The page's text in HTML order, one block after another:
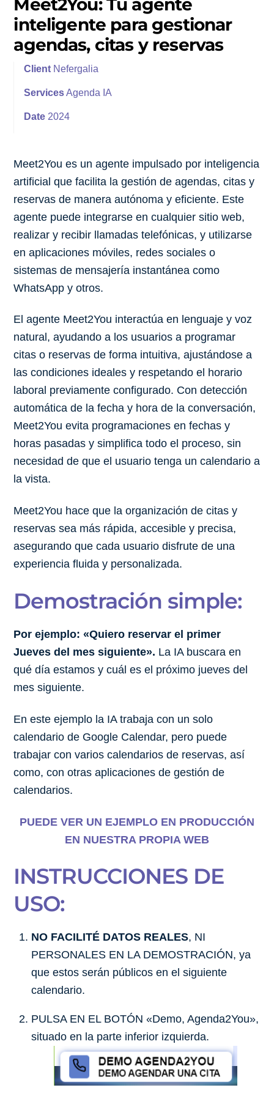
Meet2You: Tu agente
inteligente para gestionar
agendas, citas y reservas
Client Nefergalia
ServicesAgenda IA
Date 2024
Meet2You es un agente impulsado por inteligencia
artificial que facilita la gestión de agendas, citas y
reservas de manera autónoma y eficiente. Este
agente puede integrarse en cualquier sitio web,
realizar y recibir llamadas telefónicas, y utilizarse
en aplicaciones móviles, redes sociales o
sistemas de mensajería instantánea como
WhatsApp y otros.
El agente Meet2You interactúa en lenguaje y voz
natural, ayudando a los usuarios a programar
citas o reservas de forma intuitiva, ajustándose a
las condiciones ideales y respetando el horario
laboral previamente configurado. Con detección
automática de la fecha y hora de la conversación,
Meet2You evita programaciones en fechas y
horas pasadas y simplifica todo el proceso, sin
necesidad de que el usuario tenga un calendario a
la vista.
Meet2You hace que la organización de citas y
reservas sea más rápida, accesible y precisa,
asegurando que cada usuario disfrute de una
experiencia fluida y personalizada.
Demostración simple:
Por ejemplo: «Quiero reservar el primer
Jueves del mes siguiente». La IA buscara en
qué día estamos y cuál es el próximo jueves del
mes siguiente.
En este ejemplo la IA trabaja con un solo
calendario de Google Calendar, pero puede
trabajar con varios calendarios de reservas, así
como, con otras aplicaciones de gestión de
calendarios.
PUEDE VER UN EJEMPLO EN PRODUCCIÓN
EN NUESTRA PROPIA WEB
INSTRUCCIONES DE
USO:
NO FACILITÉ DATOS REALES, NI
PERSONALES EN LA DEMOSTRACIÓN, ya
que estos serán públicos en el siguiente
calendario.
PULSA EN EL BOTÓN «Demo, Agenda2You»,
situado en la parte inferior izquierda.